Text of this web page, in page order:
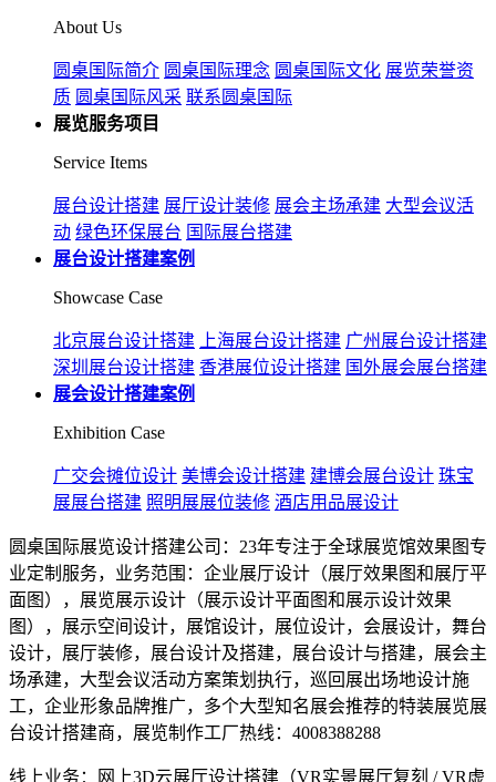
About Us
圆桌国际简介 圆桌国际理念 圆桌国际文化 展览荣誉资
质 圆桌国际风采 联系圆桌国际
展览服务项目
Service Items
展台设计搭建 展厅设计装修 展会主场承建 大型会议活
动 绿色环保展台 国际展台搭建
展台设计搭建案例
Showcase Case
北京展台设计搭建 上海展台设计搭建 广州展台设计搭建
深圳展台设计搭建 香港展位设计搭建 国外展会展台搭建
展会设计搭建案例
Exhibition Case
广交会摊位设计 美博会设计搭建 建博会展台设计 珠宝
展展台搭建 照明展展位装修 酒店用品展设计
圆桌国际展览设计搭建公司：23年专注于全球展览馆效果图专
业定制服务，业务范围：企业展厅设计（展厅效果图和展厅平
面图），展览展示设计（展示设计平面图和展示设计效果
图），展示空间设计，展馆设计，展位设计，会展设计，舞台
设计，展厅装修，展台设计及搭建，展台设计与搭建，展会主
场承建，大型会议活动方案策划执行，巡回展出场地设计施
工，企业形象品牌推广，多个大型知名展会推荐的特装展览展
台设计搭建商，展览制作工厂热线：4008388288
线上业务：网上3D云展厅设计搭建（VR实景展厅复刻 / VR虚